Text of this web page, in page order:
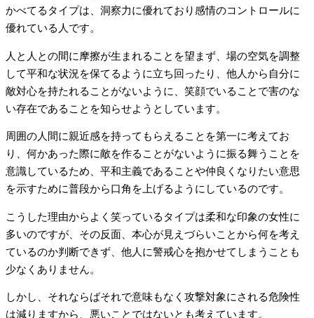
かべてるタイプは、洞察力に優れており感情のコントロールに
優れている人です。
人と人との間に摩擦が生まれることを望まず、場の空気を調整
して平和な状況を保てるように立ち回ったり、他人から自分に
敵対心を持たれることがないように、笑顔でいることで害のな
い存在であることを知らせようとしています。
周囲の人間に親近感を持ってもらえることを第一に考えてお
り、何かあった際に敵を作ることがないように振る舞うことを
意識しているため、平和主義であることや仲良くなりたい意思
を示すために普段から口角を上げるようにしているのです。
こうした理由からよく笑っているタイプは柔和な印象の女性に
多いのですが、その反面、本心が見えづらいことから何を考え
ているのか判断できず、他人に警戒心を抱かせてしまうことも
少なくありません。
しかし、それならばそれで意味もなく攻撃対象にされる危険性
は減りますから、悪いことではないとも考えています。